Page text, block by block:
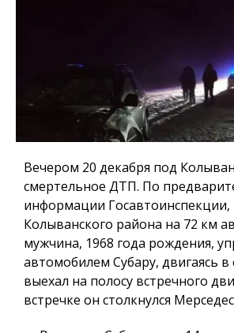
Вечером 20 декабря под
смертельное ДТП. По
информации
Колыванского района на 72 км
мужчина, 1968 года рождения,
автомобилем Субару, двигаясь в
выехал на полосу встречного
встречке он столкнулся